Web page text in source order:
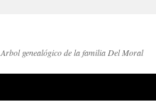
Arbol genealógico de la familia Del Moral